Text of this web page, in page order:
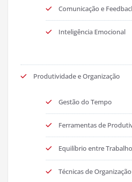
Comunicação e
Inteligência Emocional
Produtividade e Organização
Gestão do Tempo
Ferramentas de
Equilíbrio entre
Técnicas de Organização